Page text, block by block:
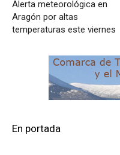
Alerta meteorológica en
Aragón por altas
temperaturas este viernes
En portada